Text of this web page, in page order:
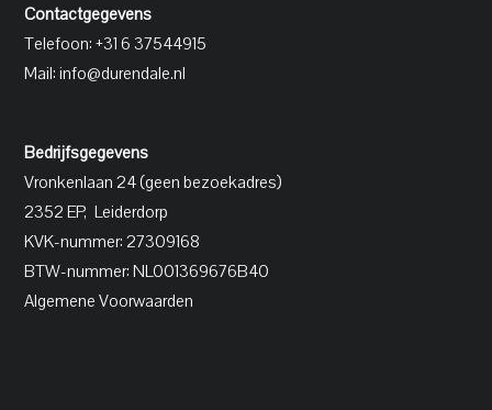
Contactgegevens
Telefoon: +31 6 37544915
Mail:info@durendale.nl
Bedrijfsgegevens
Vronkenlaan 24 (geen bezoekadres)
2352 EP, Leiderdorp
KVK-nummer: 27309168
BTW-nummer:NL001369676B40
Algemene Voorwaarden